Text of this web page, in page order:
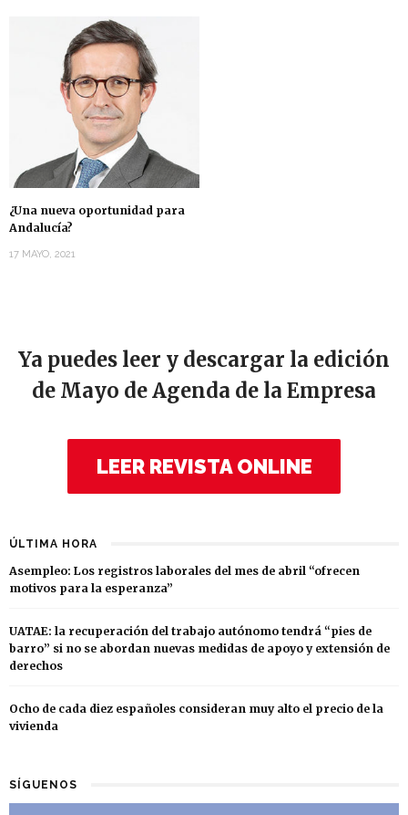
¿Una nueva oportunidad para
Andalucía?
17 MAYO, 2021
Ya puedes leer y descargar la edición
de Mayo de Agenda de la Empresa
LEER REVISTA ONLINE
ÚLTIMA HORA
Asempleo: Los registros laborales del mes de abril “ofrecen
motivos para la esperanza”
UATAE: la recuperación del trabajo autónomo tendrá “pies de
barro” si no se abordan nuevas medidas de apoyo y extensión de
derechos
Ocho de cada diez españoles consideran muy alto el precio de la
vivienda
SÍGUENOS